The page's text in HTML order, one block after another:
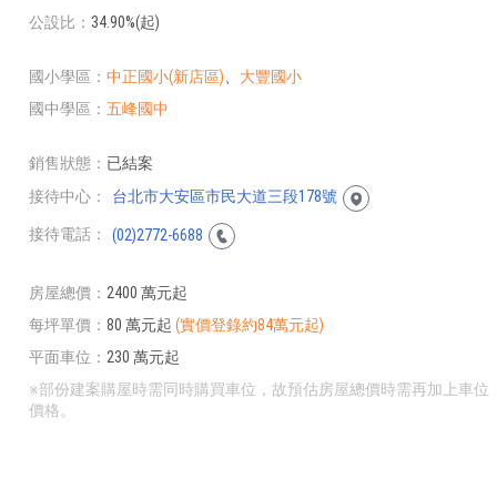
公設比
34.90%(起)
國小學區 中正國小(新店區)
大豐國小
國中學區
五峰國中
銷售狀態
已結案
接待中心
台北市大安區市民大道三段178號
接待電話 (02)2772-6688
房屋總價
2400 萬元起
每坪單價
80 萬元起(實價登錄約84萬元起)
平面車位
230 萬元起
※部份建案購屋時需同時購買車位，故預估房屋總價時需再加上車位
價格。